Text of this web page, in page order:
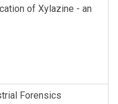
of Xylazine - an
Forensics